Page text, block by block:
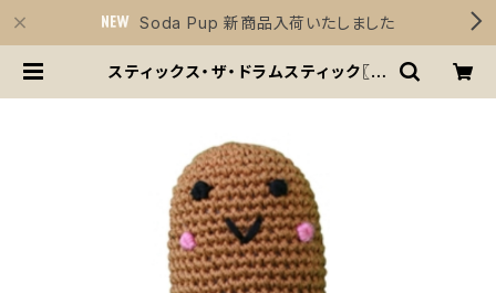
Soda Pup 新商品入荷いたしました
スティックス・ザ・ドラムスティック〖オ